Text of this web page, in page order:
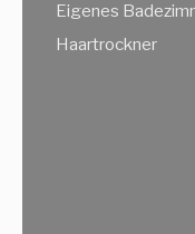
Eigenes
Haartrockner